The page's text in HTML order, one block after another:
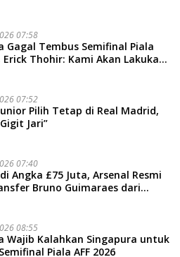
07:58
Gagal Tembus Semifinal Piala
Erick Thohir: Kami Akan Lakukan
07:52
Pilih Tetap di Real Madrid,
Jari”
07:40
Angka £75 Juta, Arsenal Resmi
Bruno Guimaraes dari
08:55
Wajib Kalahkan Singapura untuk
Piala AFF 2026